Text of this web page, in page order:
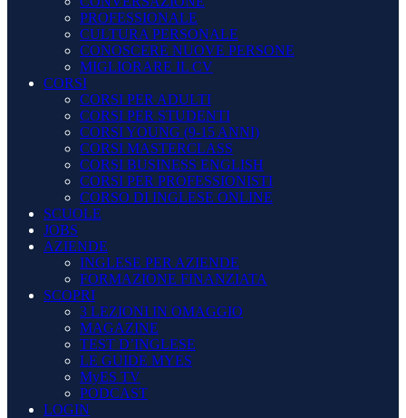
PROFESSIONALE
CULTURA PERSONALE
CONOSCERE NUOVE PERSONE
MIGLIORARE IL CV
CORSI
CORSI PER ADULTI
CORSI PER STUDENTI
CORSI YOUNG (9-15 ANNI)
CORSI MASTERCLASS
CORSI BUSINESS ENGLISH
CORSI PER PROFESSIONISTI
CORSO DI INGLESE ONLINE
SCUOLE
JOBS
AZIENDE
INGLESE PER AZIENDE
FORMAZIONE FINANZIATA
SCOPRI
3 LEZIONI IN OMAGGIO
MAGAZINE
TEST D’INGLESE
LE GUIDE MYES
MyES TV
PODCAST
LOGIN